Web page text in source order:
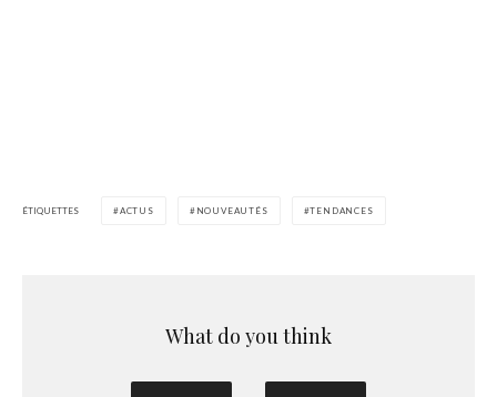
ÉTIQUETTES ACTUS NOUVEAUTÉS TENDANCES
What do you think